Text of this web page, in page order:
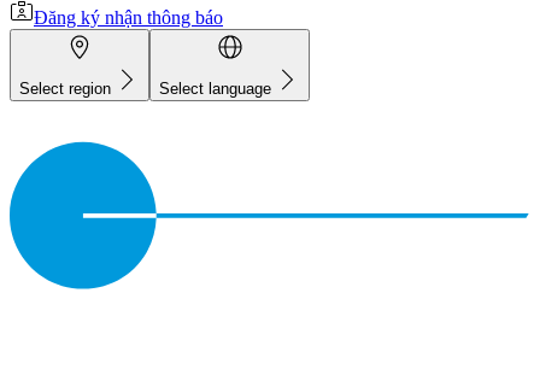
Đăng ký nhận thông báo
Select region Select language